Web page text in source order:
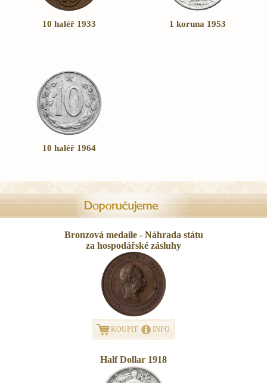
10 haléř 1933 1 koruna 1953
10 haléř 1964
Bronzová medaile - Náhrada státu
za hospodářské zásluhy
KOUPIT INFO
Half Dollar 1918